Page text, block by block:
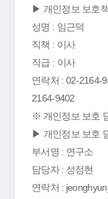
▶ 개인정보 보호
성명 : 임근덕
직책 : 이사
직급 : 이사
연락처 : 02-2164-
2164-9402
※ 개인정보 보호
▶ 개인정보 보호
부서명 : 연구소
담당자 : 성정현
연락처 :